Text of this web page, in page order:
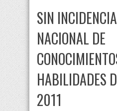
SIN
NACIONAL DE
HABILIDADES
2011